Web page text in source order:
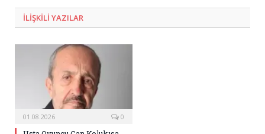
ILIŞKILI YAZILAR
01.08.2026 0